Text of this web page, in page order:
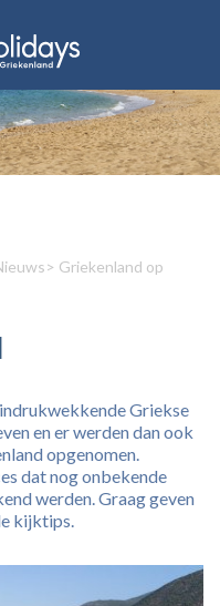
> Griekenland op
Griekse
en er werden dan ook
opgenomen.
dat nog onbekende
werden. Graag geven
kijktips.